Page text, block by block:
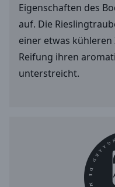
Eigenschaften des
auf. Die
einer etwas
Reifung ihren
unterstreicht.